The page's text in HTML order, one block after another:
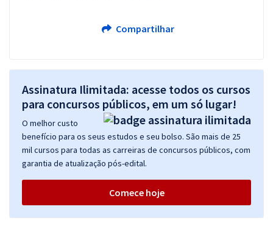
Compartilhar
Assinatura Ilimitada: acesse todos os cursos
para concursos públicos, em um só lugar!
O melhor custo
benefício para os seus estudos e seu bolso. São mais de 25
mil cursos para todas as carreiras de concursos públicos, com
garantia de atualização pós-edital.
Comece hoje